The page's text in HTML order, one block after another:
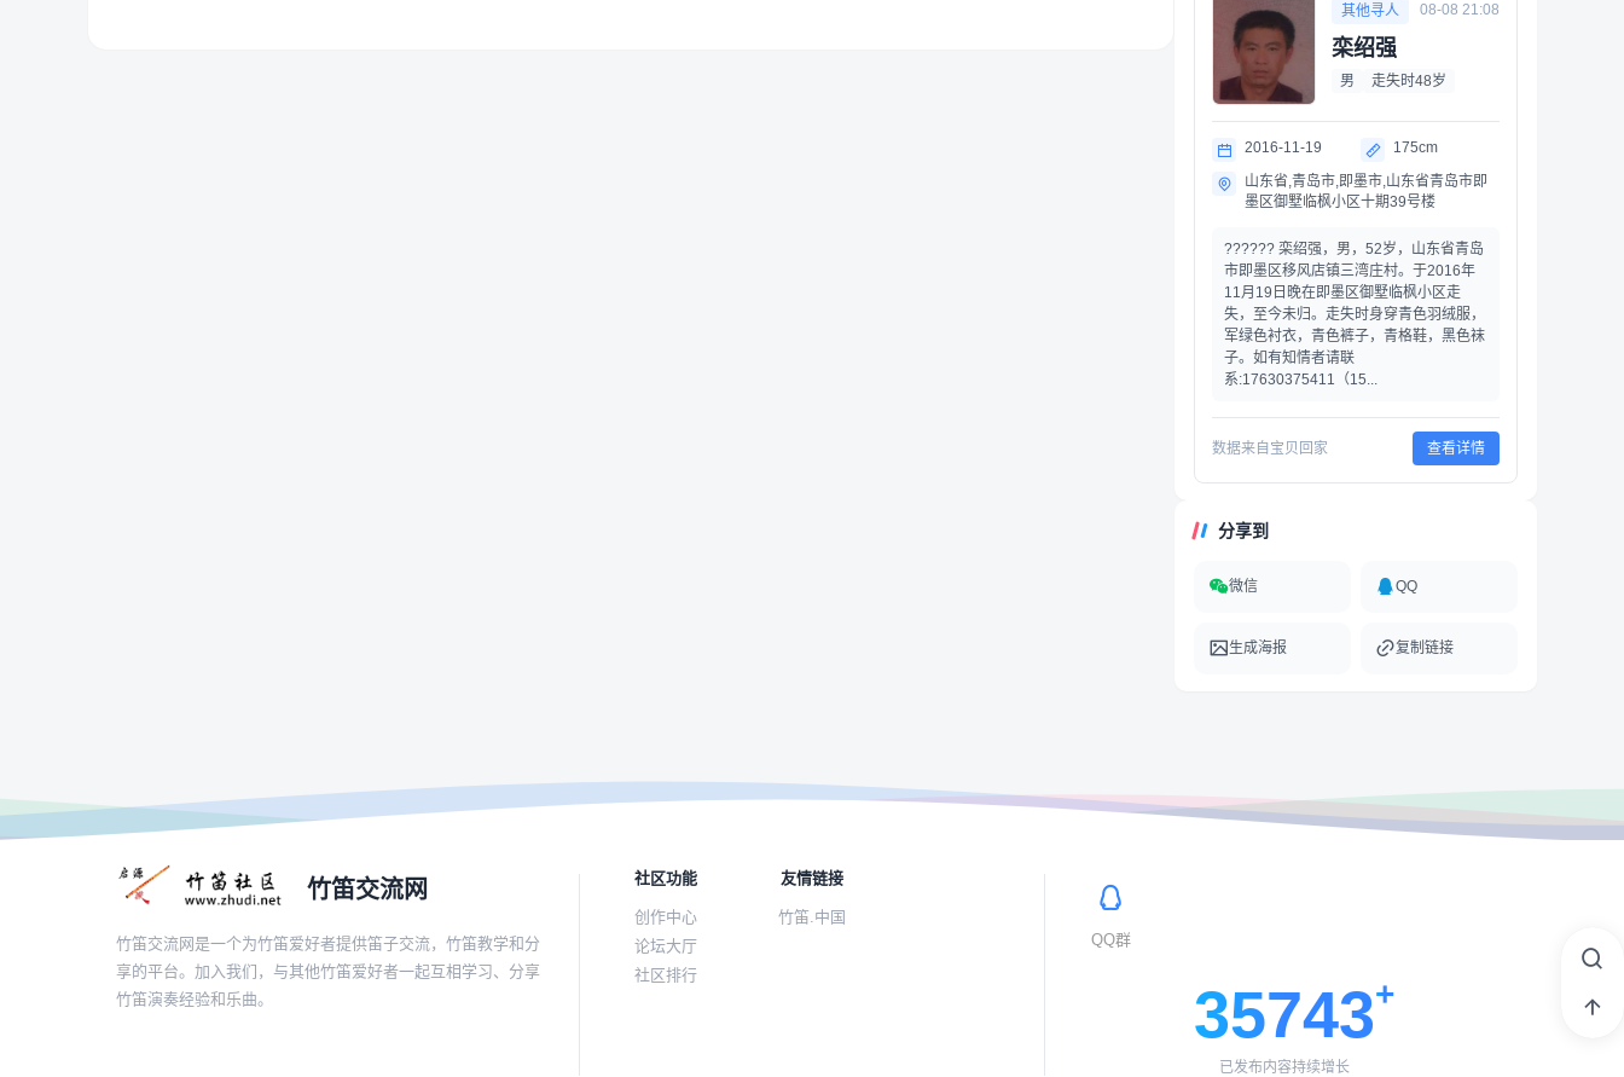
其他寻人 08-08 21:08
栾绍强
男 走失时48岁
2016-11-19
175cm
山东省,青岛市,即墨市,山东省青岛市即
墨区御墅临枫小区十期39号楼
?????? 栾绍强，男，52岁，山东省青岛
市即墨区移风店镇三湾庄村。于2016年
11月19日晚在即墨区御墅临枫小区走
失，至今未归。走失时身穿青色羽绒服，
军绿色衬衣，青色裤子，青格鞋，黑色袜
子。如有知情者请联
系:17630375411（15...
数据来自宝贝回家 查看详情
分享到
微信 QQ
生成海报 复制链接
竹笛交流网
竹笛交流网是一个为竹笛爱好者提供笛子交流，竹笛教学和分
享的平台。加入我们，与其他竹笛爱好者一起互相学习、分享
竹笛演奏经验和乐曲。
社区功能
创作中心
论坛大厅
社区排行
友情链接
竹笛.中国
QQ群
35743
已发布内容持续增长